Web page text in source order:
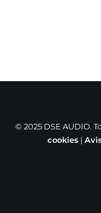
© 2025 DSE AUDIO.
cookies|